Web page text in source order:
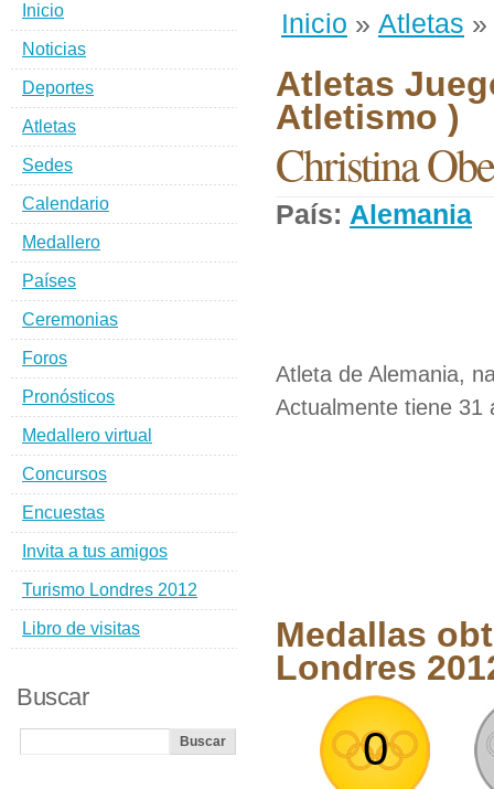
Inicio » Atletas »
Atletas
Atletismo )
Christina
País: Alemania
Atleta de Alemania,
Actualmente tiene 31
Medallas
Londres
0
Inicio
Noticias
Deportes
Atletas
Sedes
Calendario
Medallero
Países
Ceremonias
Foros
Pronósticos
Medallero virtual
Concursos
Encuestas
Invita a tus amigos
Turismo Londres 2012
Libro de visitas
Buscar